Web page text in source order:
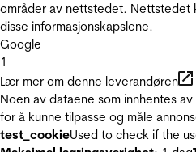
områder av nettstedet. Nettstedet
disse informasjonskapslene.
Google
1
Lær mer om denne leverandøren
Noen av dataene som innhentes
for å kunne tilpasse og måle
test_cookieUsed to check if the